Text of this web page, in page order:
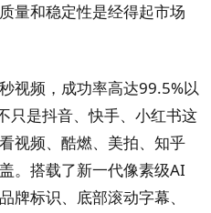
量和稳定性是经得起市场
视频，成功率高达99.5%以
只是抖音、快手、小红书这
视频、酷燃、美拍、知乎
。搭载了新一代像素级AI
牌标识、底部滚动字幕、